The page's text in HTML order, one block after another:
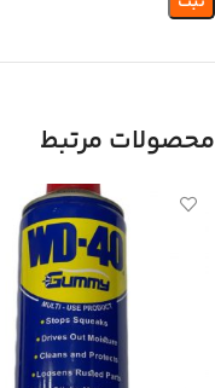
محصولات مرتبط